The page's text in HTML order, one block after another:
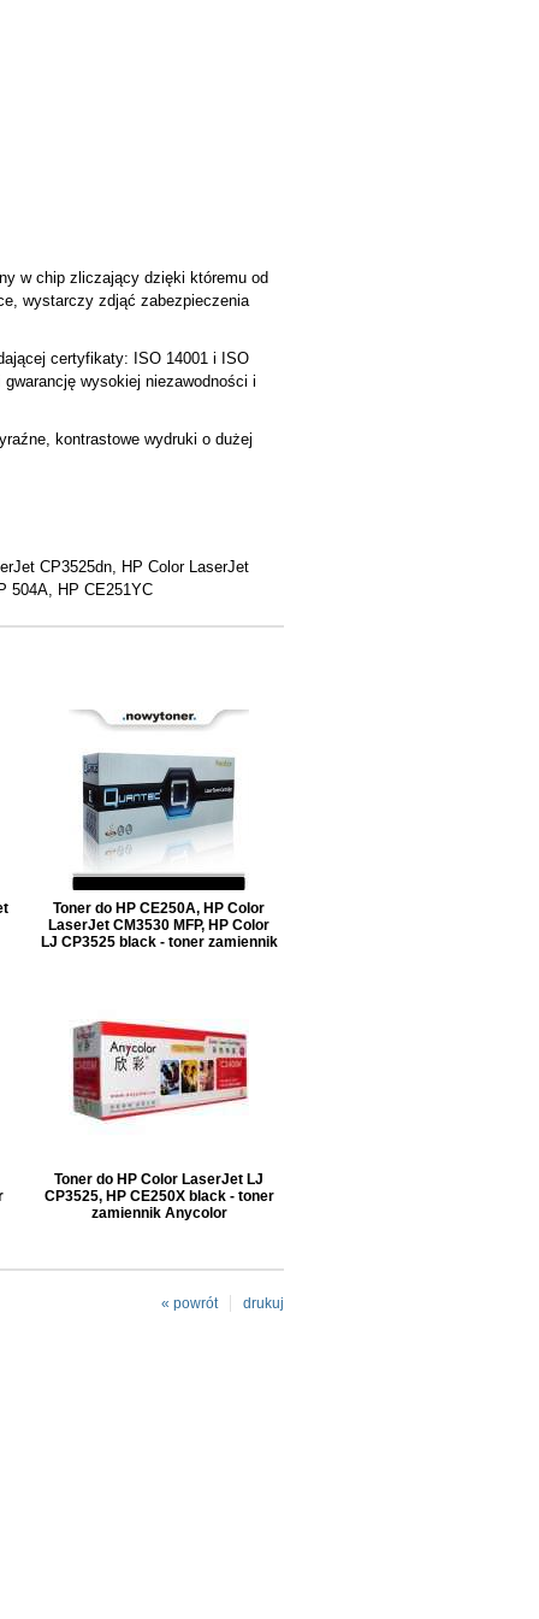
w chip zliczający dzięki któremu od
wystarczy zdjąć zabezpieczenia
certyfikaty: ISO 14001 i ISO
wysokiej niezawodności i
kontrastowe wydruki o dużej
CP3525dn, HP Color LaserJet
504A, HP CE251YC
Toner do HP CE250A, HP Color
LaserJet CM3530 MFP, HP Color
LJ CP3525 black - toner zamiennik
Toner do HP Color LaserJet LJ
CP3525, HP CE250X black - toner
zamiennik Anycolor
drukuj
« powrót